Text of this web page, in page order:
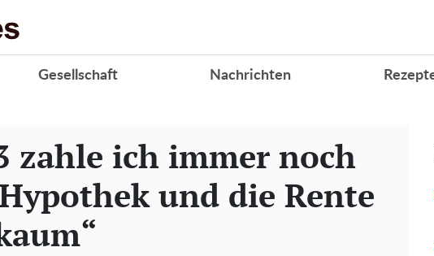
Gesellschaft Nachrichten
zahle ich immer noch
und die Rente